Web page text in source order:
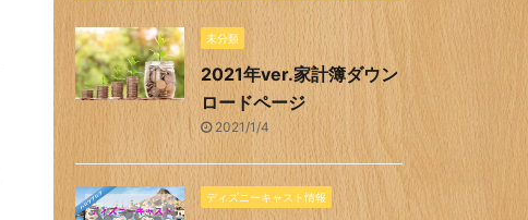
未分類
2021年ver.家計簿ダウン
ロードページ
2021/1/4
ディズニーキャスト情報